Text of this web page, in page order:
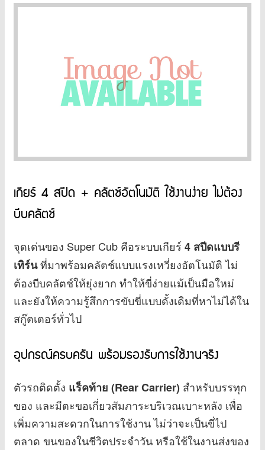
เกียร์ 4 สปีด + คลัตช์อัตโนมัติ ใช้งานง่าย ไม่ต้อง
บีบคลัตช์
จุดเด่นของ Super Cub คือระบบเกียร์4 สปีดแบบรี
เทิร์นที่มาพร้อมคลัตช์แบบแรงเหวี่ยงอัตโนมัติ ไม่
ต้องบีบคลัตช์ให้ยุ่งยาก ทำให้ขี่ง่ายแม้เป็นมือใหม่
และยังให้ความรู้สึกการขับขี่แบบดั้งเดิมที่หาไม่ได้ใน
สกู๊ตเตอร์ทั่วไป
อุปกรณ์ครบครัน พร้อมรองรับการใช้งานจริง
ตัวรถติดตั้ง แร็คท้าย (Rear Carrier) สำหรับบรรทุก
ของ และมีตะขอเกี่ยวสัมภาระบริเวณเบาะหลัง เพื่อ
เพิ่มความสะดวกในการใช้งาน ไม่ว่าจะเป็นขี่ไป
ตลาด ขนของในชีวิตประจำวัน หรือใช้ในงานส่งของ